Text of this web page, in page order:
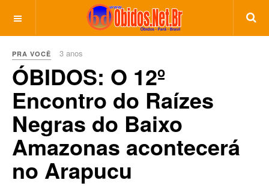
PRA VOCÊ 3 anos
ÓBIDOS: O 12º
Encontro do Raízes
Negras do Baixo
Amazonas acontecerá
no Arapucu